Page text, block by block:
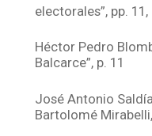
electorales”, pp. 11,
Héctor Pedro
Balcarce”, p. 11
José Antonio
Bartolomé